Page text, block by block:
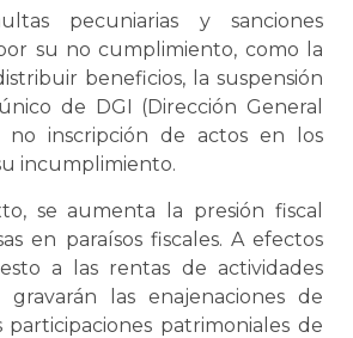
pecuniarias y sanciones
su no cumplimiento, como la
beneficios, la suspensión
de DGI (Dirección General
no inscripción de actos en los
incumplimiento.
se aumenta la presión fiscal
en paraísos fiscales. A efectos
a las rentas de actividades
gravarán las enajenaciones de
participaciones patrimoniales de